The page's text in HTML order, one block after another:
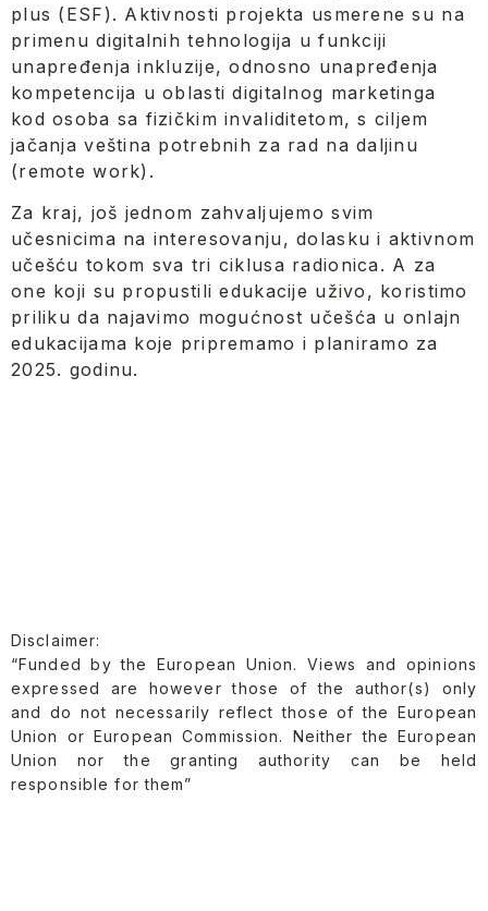
plus (ESF). Aktivnosti projekta usmerene su na
primenu digitalnih tehnologija u funkciji
unapređenja inkluzije, odnosno unapređenja
kompetencija u oblasti digitalnog marketinga
kod osoba sa fizičkim invaliditetom, s ciljem
jačanja veština potrebnih za rad na daljinu
(remote work).
Za kraj, još jednom zahvaljujemo svim
učesnicima na interesovanju, dolasku i aktivnom
učešću tokom sva tri ciklusa radionica. A za
one koji su propustili edukacije uživo, koristimo
priliku da najavimo mogućnost učešća u onlajn
edukacijama koje pripremamo i planiramo za
2025. godinu.
Disclaimer:
“Funded by the European Union. Views and opinions
expressed are however those of the author(s) only
and do not necessarily reflect those of the European
Union or European Commission. Neither the European
Union nor the granting authority can be held
responsible for them”